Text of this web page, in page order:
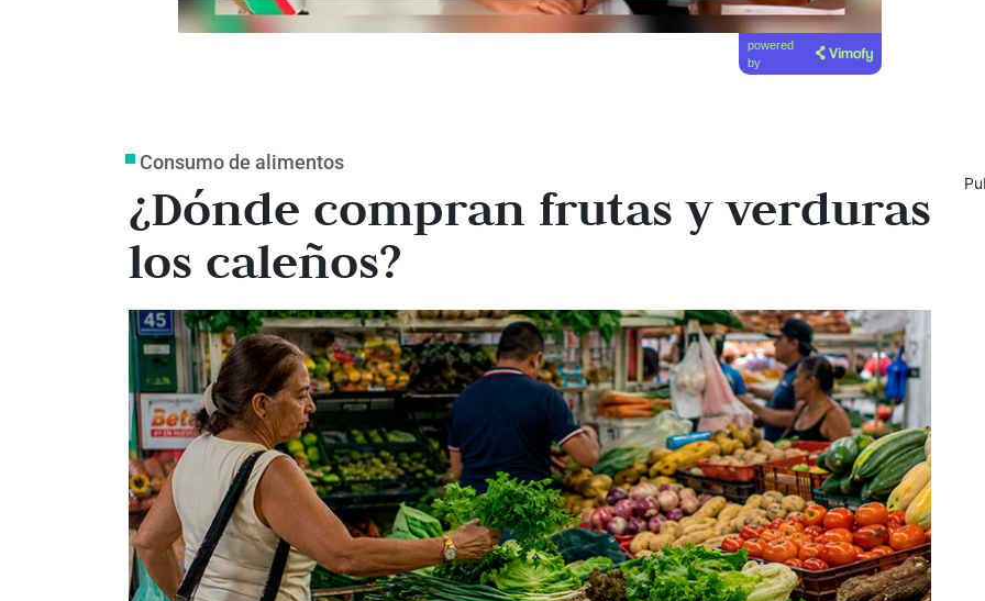
powered
by
Consumo de alimentos
¿Dónde compran frutas y verduras
los caleños?